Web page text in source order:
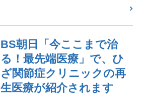
BS朝日「今ここまで治
る！最先端医療」で、ひ
ざ関節症クリニックの再
生医療が紹介されます